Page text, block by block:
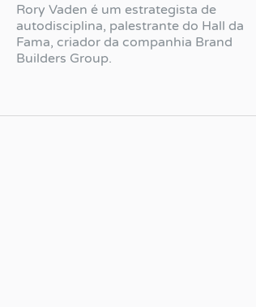
Rory Vaden é um estrategista de
autodisciplina, palestrante do Hall da
Fama, criador da companhia Brand
Builders Group.